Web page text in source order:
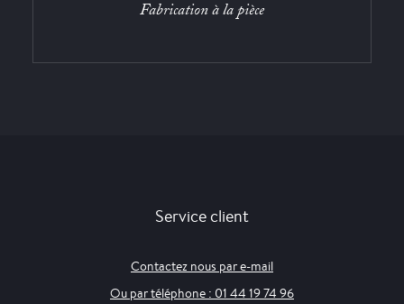
Fabrication à la pièce
Service client
Contactez nous par e-mail
Ou par téléphone : 01 44 19 74 96